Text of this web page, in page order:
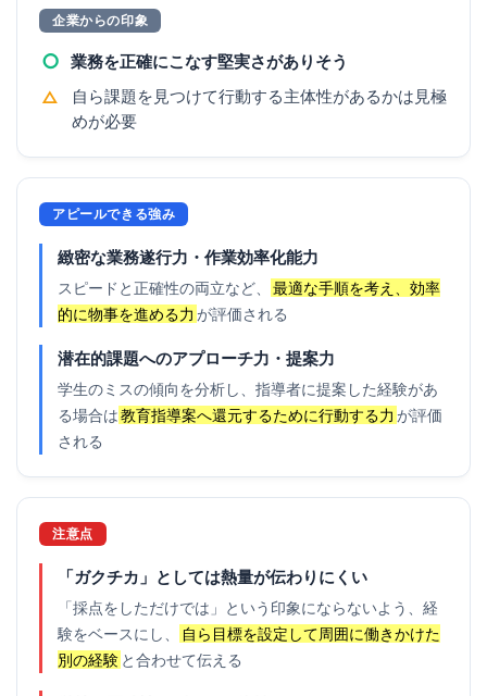
企業からの印象
○ 業務を正確にこなす堅実さがありそう
△
自ら課題を見つけて行動する主体性があるかは見極
めが必要
アピールできる強み
緻密な業務遂行力・作業効率化能力
スピードと正確性の両立など、
最適な手順を考え、効率
的に物事を進める力 が評価される
潜在的課題へのアプローチ力・提案力
学生のミスの傾向を分析し、指導者に提案した経験があ
る場合は教育指導案へ還元するために行動する力 が評価
される
注意点
「ガクチカ」としては熱量が伝わりにくい
「採点をしただけでは」という印象にならないよう、経
験をベースにし、
自ら目標を設定して周囲に働きかけた
別の経験 と合わせて伝える